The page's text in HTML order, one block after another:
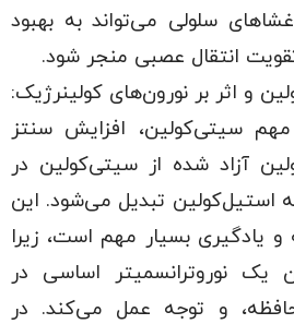
سلولی می‌تواند به بهبود
انتقال عصبی منجر شود.
و اثر بر نورون‌های کولینرژیک:
سیتی‌کولین، افزایش سنتز
آزاد شده از سیتی‌کولین در
استیل‌کولین تبدیل می‌شود. این
و یادگیری بسیار مهم است، زیرا
یک نوروترانسمیتر اساسی در
و توجه عمل می‌کند. در